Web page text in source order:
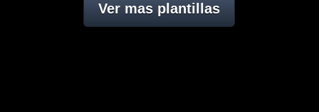
Ver mas plantillas